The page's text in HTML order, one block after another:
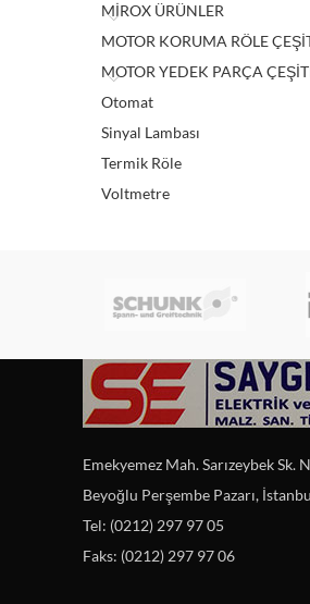
MİROX ÜRÜNLER
MOTOR KORUMA RÖLE
MOTOR YEDEK PARÇA
Otomat
Sinyal Lambası
Termik Röle
Voltmetre
Emekyemez Mah. Sarızeybek Sk.
Beyoğlu Perşembe Pazarı,
Tel: (0212) 297 97 05
Faks: (0212) 297 97 06